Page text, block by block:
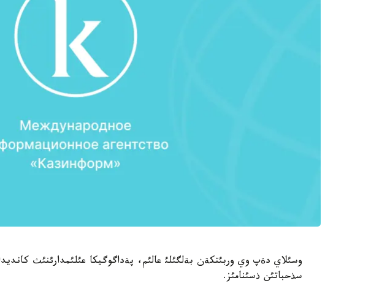
وسئلاي دةپ وي وربئتكةن بةلگئلئ عالئم، پةداگوگيكا عئلئمدارئنئث
سذحباتئن ذسئنامئز.